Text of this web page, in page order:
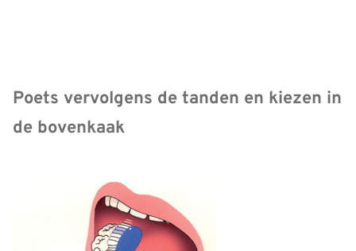
Poets vervolgens de tanden en kiezen in
de bovenkaak